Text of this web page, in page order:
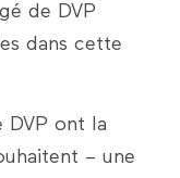
de DVP
dans cette
DVP ont la
– une